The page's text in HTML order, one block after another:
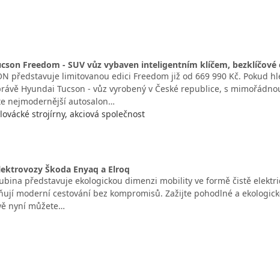
Freedom - SUV vůz vybaven inteligentním klíčem,
představuje limitovanou edici Freedom již od 669 990 Kč. Pokud
Hyundai Tucson - vůz vyrobený v České republice, s
nejmodernější autosalon…
strojírny, akciová společnost
Škoda Enyaq a Elroq
představuje ekologickou dimenzi mobility ve formě čistě
moderní cestování bez kompromisů. Zažijte pohodlné a
nyní můžete…